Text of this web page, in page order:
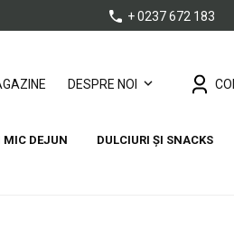
+ 0237 672 183
DESPRE NOI
MIC DEJUN DULCIURI ȘI SNACKS